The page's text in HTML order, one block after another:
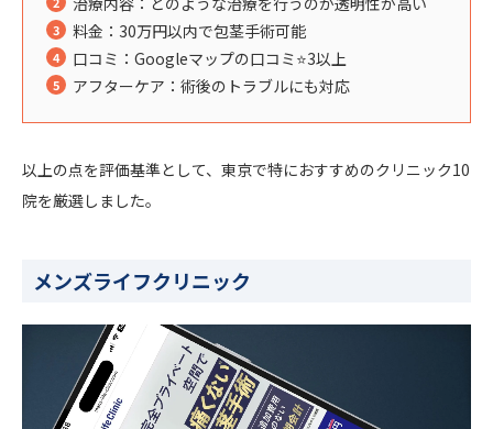
料金：30万円以内で包茎手術可能
口コミ：Googleマップの口コミ⭐️3以上
アフターケア：術後のトラブルにも対応
以上の点を評価基準として、東京で特におすすめのクリニック10
院を厳選しました。
メンズライフクリニック